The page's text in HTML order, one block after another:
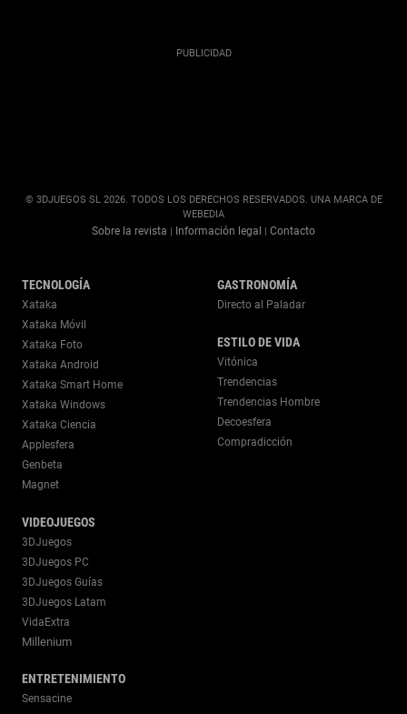
© 3DJUEGOS SL 2026. TODOS LOS DERECHOS RESERVADOS. UNA MARCA DE
WEBEDIA
Sobre la revista | Información legal | Contacto
TECNOLOGÍA
Xataka
Xataka Móvil
Xataka Foto
Xataka Android
Xataka Smart Home
Xataka Windows
Xataka Ciencia
Applesfera
Genbeta
Magnet
VIDEOJUEGOS
3DJuegos
3DJuegos PC
3DJuegos Guías
3DJuegos Latam
VidaExtra
Millenium
ENTRETENIMIENTO
Sensacine
GASTRONOMÍA
Directo al Paladar
ESTILO DE VIDA
Vitónica
Trendencias
Trendencias Hombre
Decoesfera
Compradicción